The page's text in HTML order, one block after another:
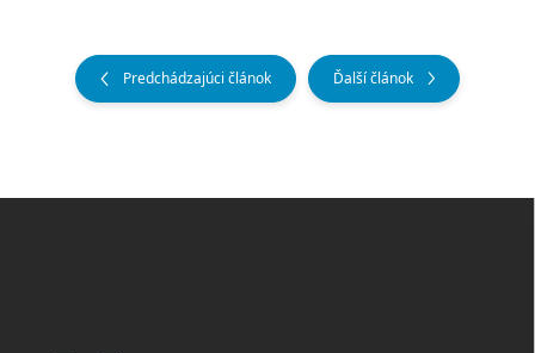
Predchádzajúci článok Ďalší článok